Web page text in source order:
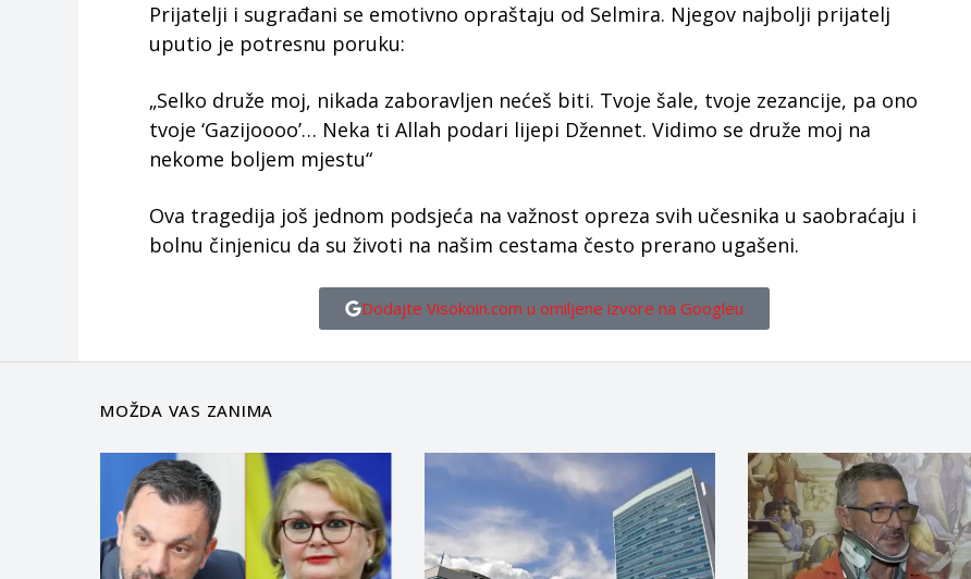
Prijatelji i sugrađani se emotivno opraštaju od Selmira. Njegov najbolji prijatelj
uputio je potresnu poruku:
„Selko druže moj, nikada zaboravljen nećeš biti. Tvoje šale, tvoje zezancije, pa ono
tvoje ‘Gazijoooo’… Neka ti Allah podari lijepi Džennet. Vidimo se druže moj na
nekome boljem mjestu“
Ova tragedija još jednom podsjeća na važnost opreza svih učesnika u saobraćaju i
bolnu činjenicu da su životi na našim cestama često prerano ugašeni.
Dodajte Visokoin.com u omiljene izvore na Googleu
MOŽDA VAS ZANIMA